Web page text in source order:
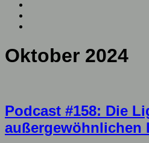
Oktober 2024
Podcast #158: Die
außergewöhnlichen